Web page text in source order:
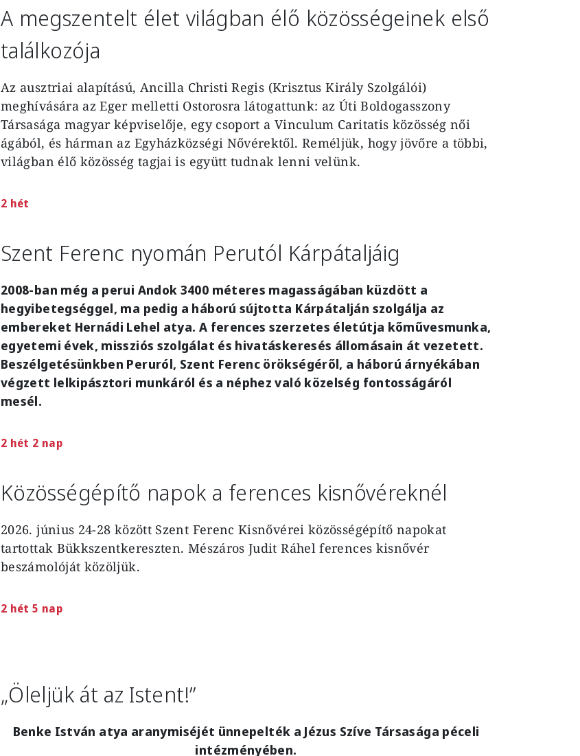
A megszentelt élet világban élő közösségeinek első
találkozója
Az ausztriai alapítású, Ancilla Christi Regis (Krisztus Király Szolgálói)
meghívására az Eger melletti Ostorosra látogattunk: az Úti Boldogasszony
Társasága magyar képviselője, egy csoport a Vinculum Caritatis közösség női
ágából, és hárman az Egyházközségi Nővérektől. Reméljük, hogy jövőre a többi,
világban élő közösség tagjai is együtt tudnak lenni velünk.
2 hét
Szent Ferenc nyomán Perutól Kárpátaljáig
2008-ban még a perui Andok 3400 méteres magasságában küzdött a
hegyibetegséggel, ma pedig a háború sújtotta Kárpátalján szolgálja az
embereket Hernádi Lehel atya. A ferences szerzetes életútja kőművesmunka,
egyetemi évek, missziós szolgálat és hivatáskeresés állomásain át vezetett.
Beszélgetésünkben Peruról, Szent Ferenc örökségéről, a háború árnyékában
végzett lelkipásztori munkáról és a néphez való közelség fontosságáról
mesél.
2 hét 2 nap
Közösségépítő napok a ferences kisnővéreknél
2026. június 24-28 között Szent Ferenc Kisnővérei közösségépítő napokat
tartottak Bükkszentkereszten. Mészáros Judit Ráhel ferences kisnővér
beszámolóját közöljük.
2 hét 5 nap
„Öleljük át az Istent!”
Benke István atya aranymiséjét ünnepelték a Jézus Szíve Társasága péceli
intézményében.